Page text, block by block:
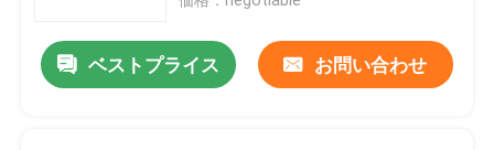
ベストプライス お問い合わせ